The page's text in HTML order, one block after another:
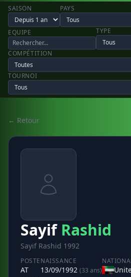
SAISON PAYS
EQUIPE TYPE
COMPÉTITION
TOURNOI
← Retour
Sayif Rashid
Sayif Rashid 1992
POSTE
AT
NAISSANCE
13/09/1992 (33 ans)